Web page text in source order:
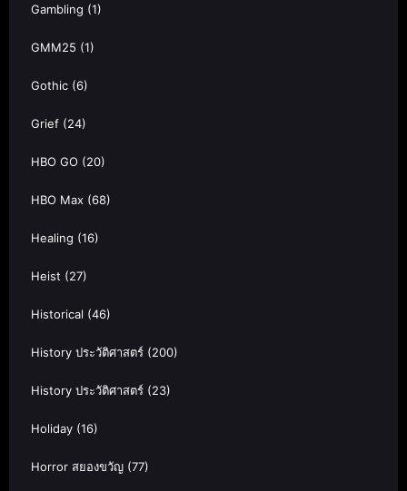
Gambling (1)
GMM25 (1)
Gothic (6)
Grief (24)
HBO GO (20)
HBO Max (68)
Healing (16)
Heist (27)
Historical (46)
History ประวัติศาสตร์ (200)
History ประวัติศาสตร์ (23)
Holiday (16)
Horror สยองขวัญ (77)